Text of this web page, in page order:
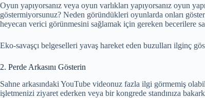
Oyun yapıyorsanız veya oyun varlıkları yapıyorsanız oyun
göstermiyorsunuz? Neden göründükleri oyunlarda onları
heyecan verici görünmesini sağlamak için gereken becerilere
Eko-savaşçı belgeselleri yavaş hareket eden buzulları ilginç
2. Perde Arkasını Gösterin
Sahne arkasındaki YouTube videonuz fazla ilgi görmemiş
işletmenizi ziyaret ederken veya bir kongrede standınıza